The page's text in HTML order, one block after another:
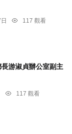
117 觀看
游淑貞辦公室副主
117 觀看